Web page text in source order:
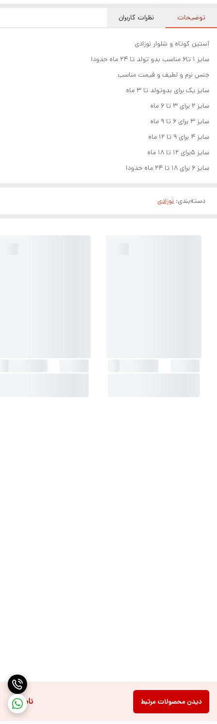
ناموجود دیدن محصولات مرتبط
توضیحات نظرات کاربران
آستین کوتاه و شلوار نوزادی
سایز ۱ تا۶ مناسب بدو تولد تا ۲۴ ماه حدودا
جنس نرم و لطیف و قیمت مناسب
سایز یک برای بدوتولد تا ۳ ماه
سایز ۲ برای ۳ تا ۶ ماه
سایز ۳ برای ۶ تا ۹ ماه
سایز ۴ برای ۹ تا ۱۲ ماه
سایز ۵برای ۱۲ تا ۱۸ ماه
سایز ۶ برای ۱۸ تا ۲۴ ماه حدودا
دسته‌بندی: نوزادی